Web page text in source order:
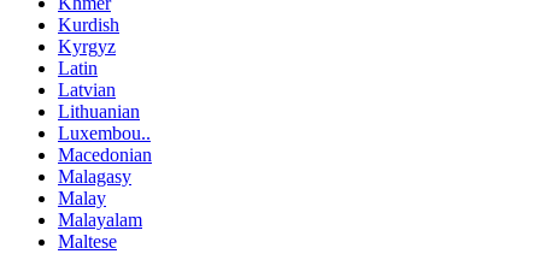
Kurdish
Kyrgyz
Latin
Latvian
Lithuanian
Luxembou..
Macedonian
Malagasy
Malay
Malayalam
Maltese